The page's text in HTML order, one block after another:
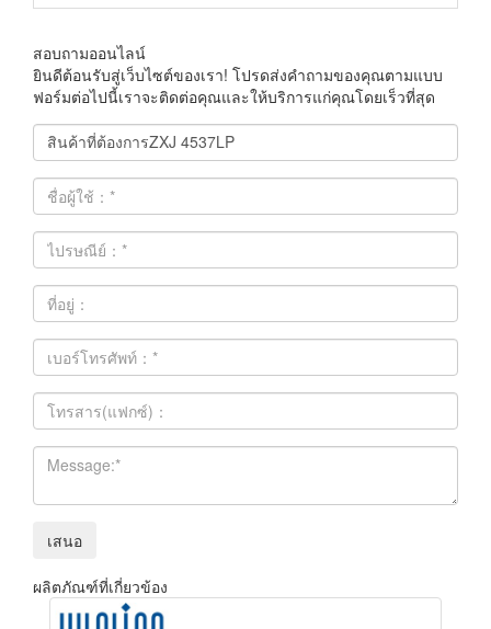
สอบถามออนไลน์
ยินดีต้อนรับสู่เว็บไซต์ของเรา! โปรดส่งคำถามของคุณตามแบบ
ฟอร์มต่อไปนี้เราจะติดต่อคุณและให้บริการแก่คุณโดยเร็วที่สุด
ผลิตภัณฑ์ที่เกี่ยวข้อง